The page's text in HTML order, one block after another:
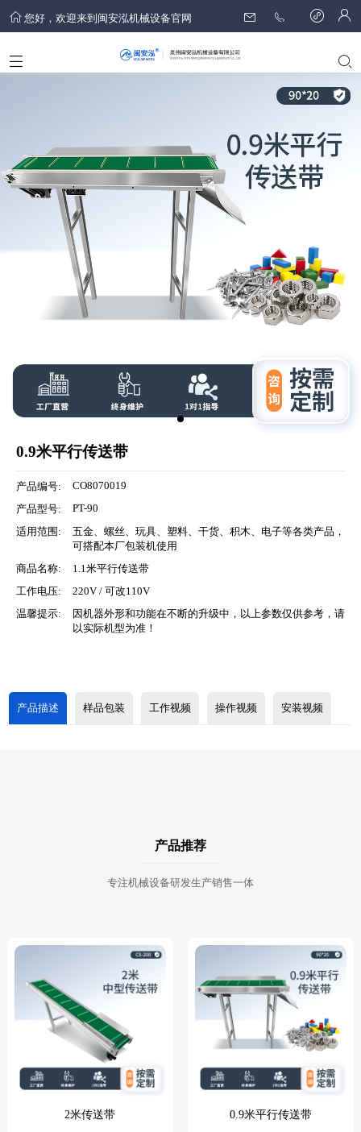
您好，欢迎来到闽安泓机械设备官网
0.9米平行传送带
产品编号:
CO8070019
产品型号:
PT-90
适用范围:
五金、螺丝、玩具、塑料、干货、积木、电子等各类产品，
可搭配本厂包装机使用
商品名称:
1.1米平行传送带
工作电压:
220V / 可改110V
温馨提示:
因机器外形和功能在不断的升级中，以上参数仅供参考，请
以实际机型为准！
产品描述 样品包装 工作视频 操作视频 安装视频
产品推荐
专注机械设备研发生产销售一体
2米传送带 0.9米平行传送带